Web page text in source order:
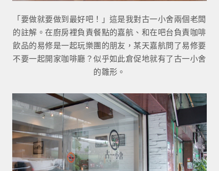
「要做就要做到最好吧！」這是我對古一小舍兩個老闆
的註解。在廚房裡負責餐點的嘉航、和在吧台負責咖啡
飲品的易修是一起玩樂團的朋友，某天嘉航問了易修要
不要一起開家咖啡廳？似乎如此倉促地就有了古一小舍
的雛形。